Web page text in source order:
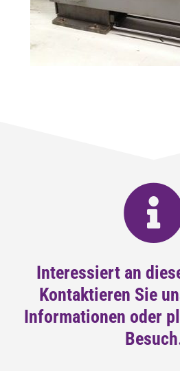
Interessiert an
Kontaktieren Sie
Informationen oder